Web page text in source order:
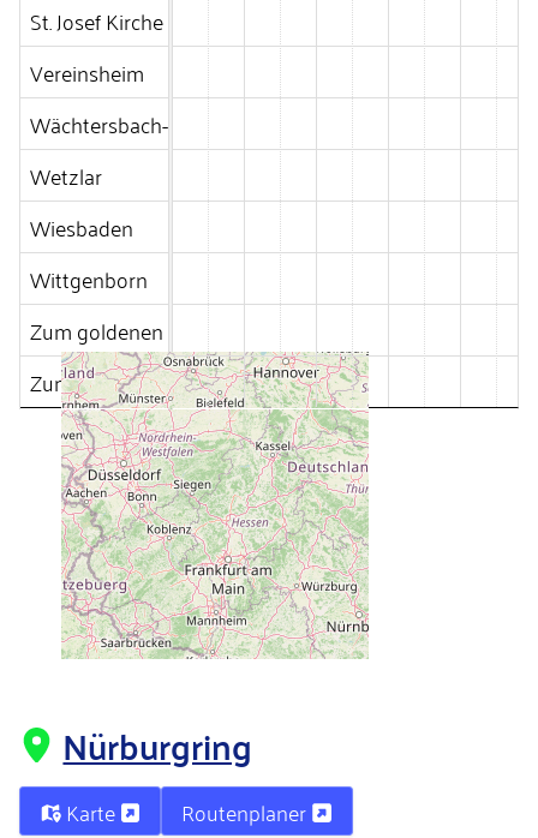
St. Josef Kirche - Langgöns
Vereinsheim
Wächtersbach-Hesseldorf
Wetzlar
Wiesbaden
Wittgenborn
Zum goldenen Ritter
Zum Hardtwald
Nürburgring
Karte Routenplaner